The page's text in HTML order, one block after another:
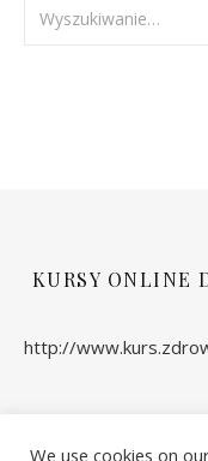
KURSY ONLINE
http://
We use cookies on